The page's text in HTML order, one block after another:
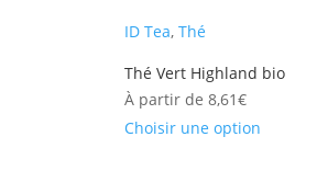
ID Tea,Thé
Thé Vert Highland bio
À partir de8,61€
Choisir une option